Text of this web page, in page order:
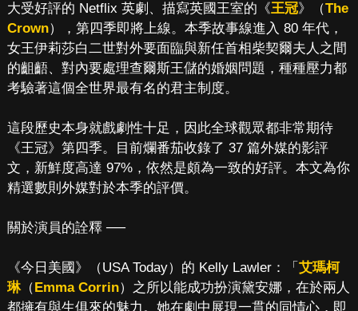
大受好評的 Netflix 英劇、描寫英國王室的《王冠》（The
Crown），第四季即將上線。本季故事線進入 80 年代，
女王伊莉莎白二世對外要面臨與新任首相柴契爾夫人之間
的齟齬、對內要處理查爾斯王儲的婚姻問題，種種壓力都
考驗著這個全世界最有名的君主制度。
這段歷史本身就戲劇性十足，因此全球觀眾都非常期待
《王冠》第四季。目前爛番茄收錄了 37 篇外媒的影評
文，新鮮度高達 97%，依然是頗為一致的好評。本文為你
精選數則外媒對於本季的評價。
關於演員的詮釋 ──
《今日美國》（USA Today）的 Kelly Lawler：「 艾瑪柯
琳（Emma Corrin）之所以能成功扮演黛安娜，在於兩人
都擁有與生俱來的魅力。她在劇中展現一貫的同情心，即